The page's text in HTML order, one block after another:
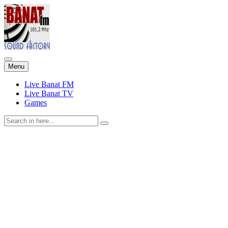
Menu Skip
to
content
Live Banat FM
Live Banat TV
Games
Search
for: